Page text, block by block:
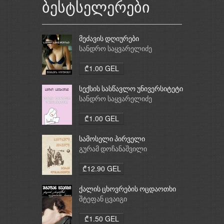
ბესტსელერები
მეძავის დღიურები
სანდრო საყვარელიძე
₾1.00 GEL
სექსის სასწავლო უნივერსიტეტი
სანდრო საყვარელიძე
₾1.00 GEL
სამოსელი პირველი
გურამ დოჩანაშვილი
₾12.90 GEL
ქალის ცხოვრების ოცდაოთხი
საათი
შტეფან ცვაიგი
₾1.50 GEL